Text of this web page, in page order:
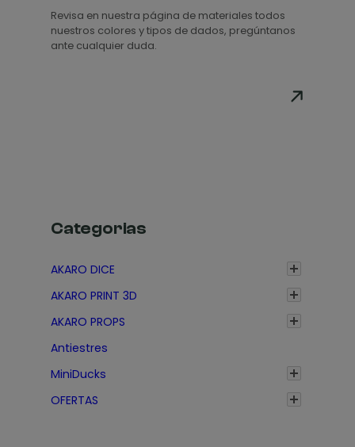
Revisa en nuestra página de materiales todos
nuestros colores y tipos de dados, pregúntanos
ante cualquier duda.
Categorias
AKARO DICE
AKARO PRINT 3D
AKARO PROPS
Antiestres
MiniDucks
OFERTAS